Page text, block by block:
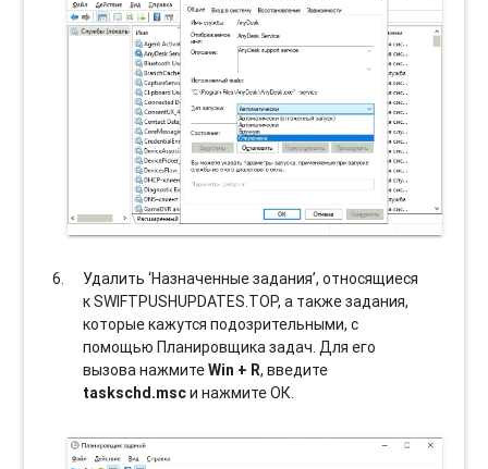
Удалить ‘Назначенные задания’, относящиеся
к SWIFTPUSHUPDATES.TOP, а также задания,
которые кажутся подозрительными, с
помощью Планировщика задач. Для его
вызова нажмитеWin + R, введите
taskschd.mscи нажмите ОК.